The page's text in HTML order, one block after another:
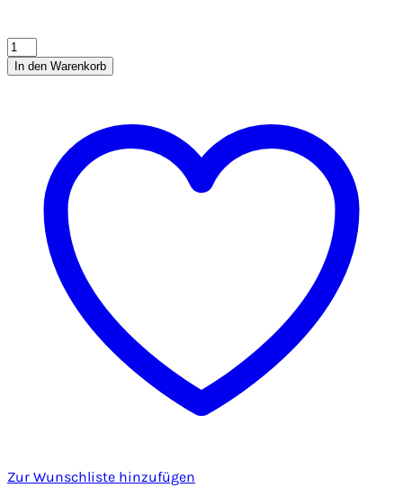
In den Warenkorb
Zur Wunschliste hinzufügen